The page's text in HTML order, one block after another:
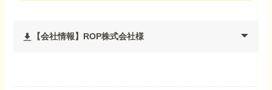
【会社情報】ROP株式会社様